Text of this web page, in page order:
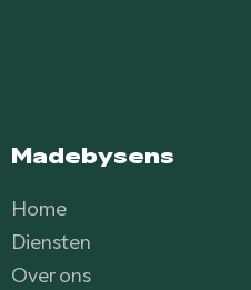
Madebysens
Home
Diensten
Over ons